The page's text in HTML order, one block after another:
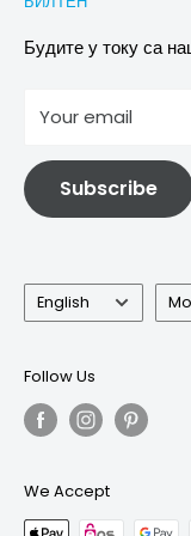
Images &
Политика отказивања
Услови
Информације о
Будите у току са
Your email
Subscribe
Language
English
Follow Us
We Accept